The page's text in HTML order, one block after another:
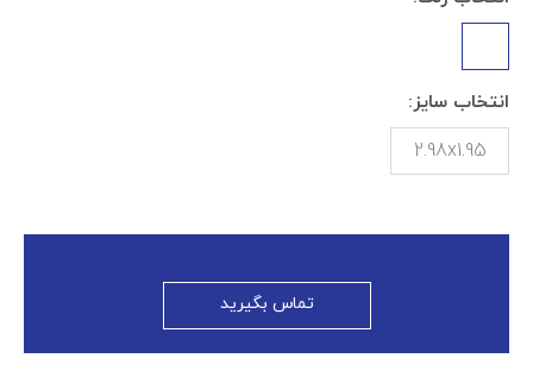
انتخاب سایز:
2.98x1.95
تماس بگیرید